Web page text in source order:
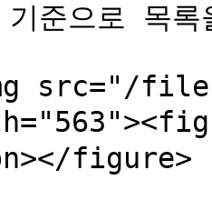
준으로 목
src="/files/
figure>